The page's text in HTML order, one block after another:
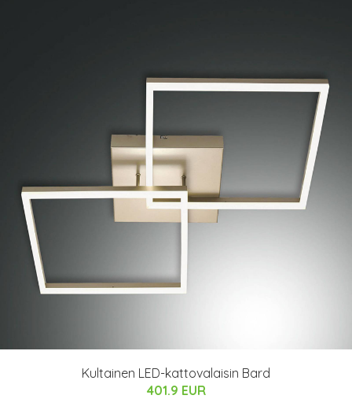
Kultainen LED-kattovalaisin Bard
401.9 EUR